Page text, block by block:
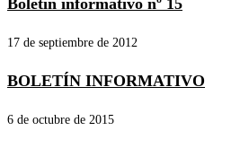
Boletín informativo nº 15
17 de septiembre de 2012
BOLETÍN INFORMATIVO
6 de octubre de 2015